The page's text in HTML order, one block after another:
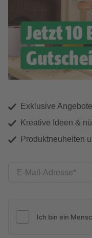
Exklusive
Kreative Ideen &
Produktneuheiten
E-Mail-Adresse